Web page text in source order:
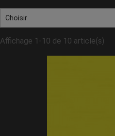
Choisir
Affichage 1-10 de 10 article(s)